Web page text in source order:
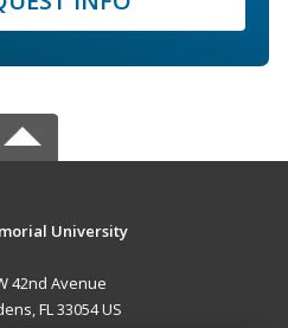
University
42nd Avenue
FL 33054 US